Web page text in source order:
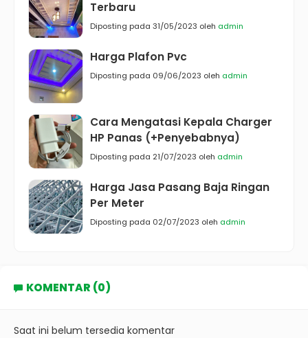
Terbaru
Diposting pada 31/05/2023 oleh admin
Harga Plafon Pvc
Diposting pada 09/06/2023 oleh admin
Cara Mengatasi Kepala Charger
HP Panas (+Penyebabnya)
Diposting pada 21/07/2023 oleh admin
Harga Jasa Pasang Baja Ringan
Per Meter
Diposting pada 02/07/2023 oleh admin
KOMENTAR (0)
Saat ini belum tersedia komentar